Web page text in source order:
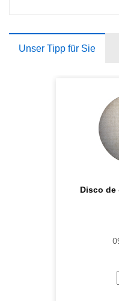
Unser Tipp für Sie
Disco de